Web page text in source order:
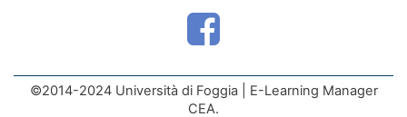
©2014-2024 Università di Foggia | E-Learning Manager
CEA.